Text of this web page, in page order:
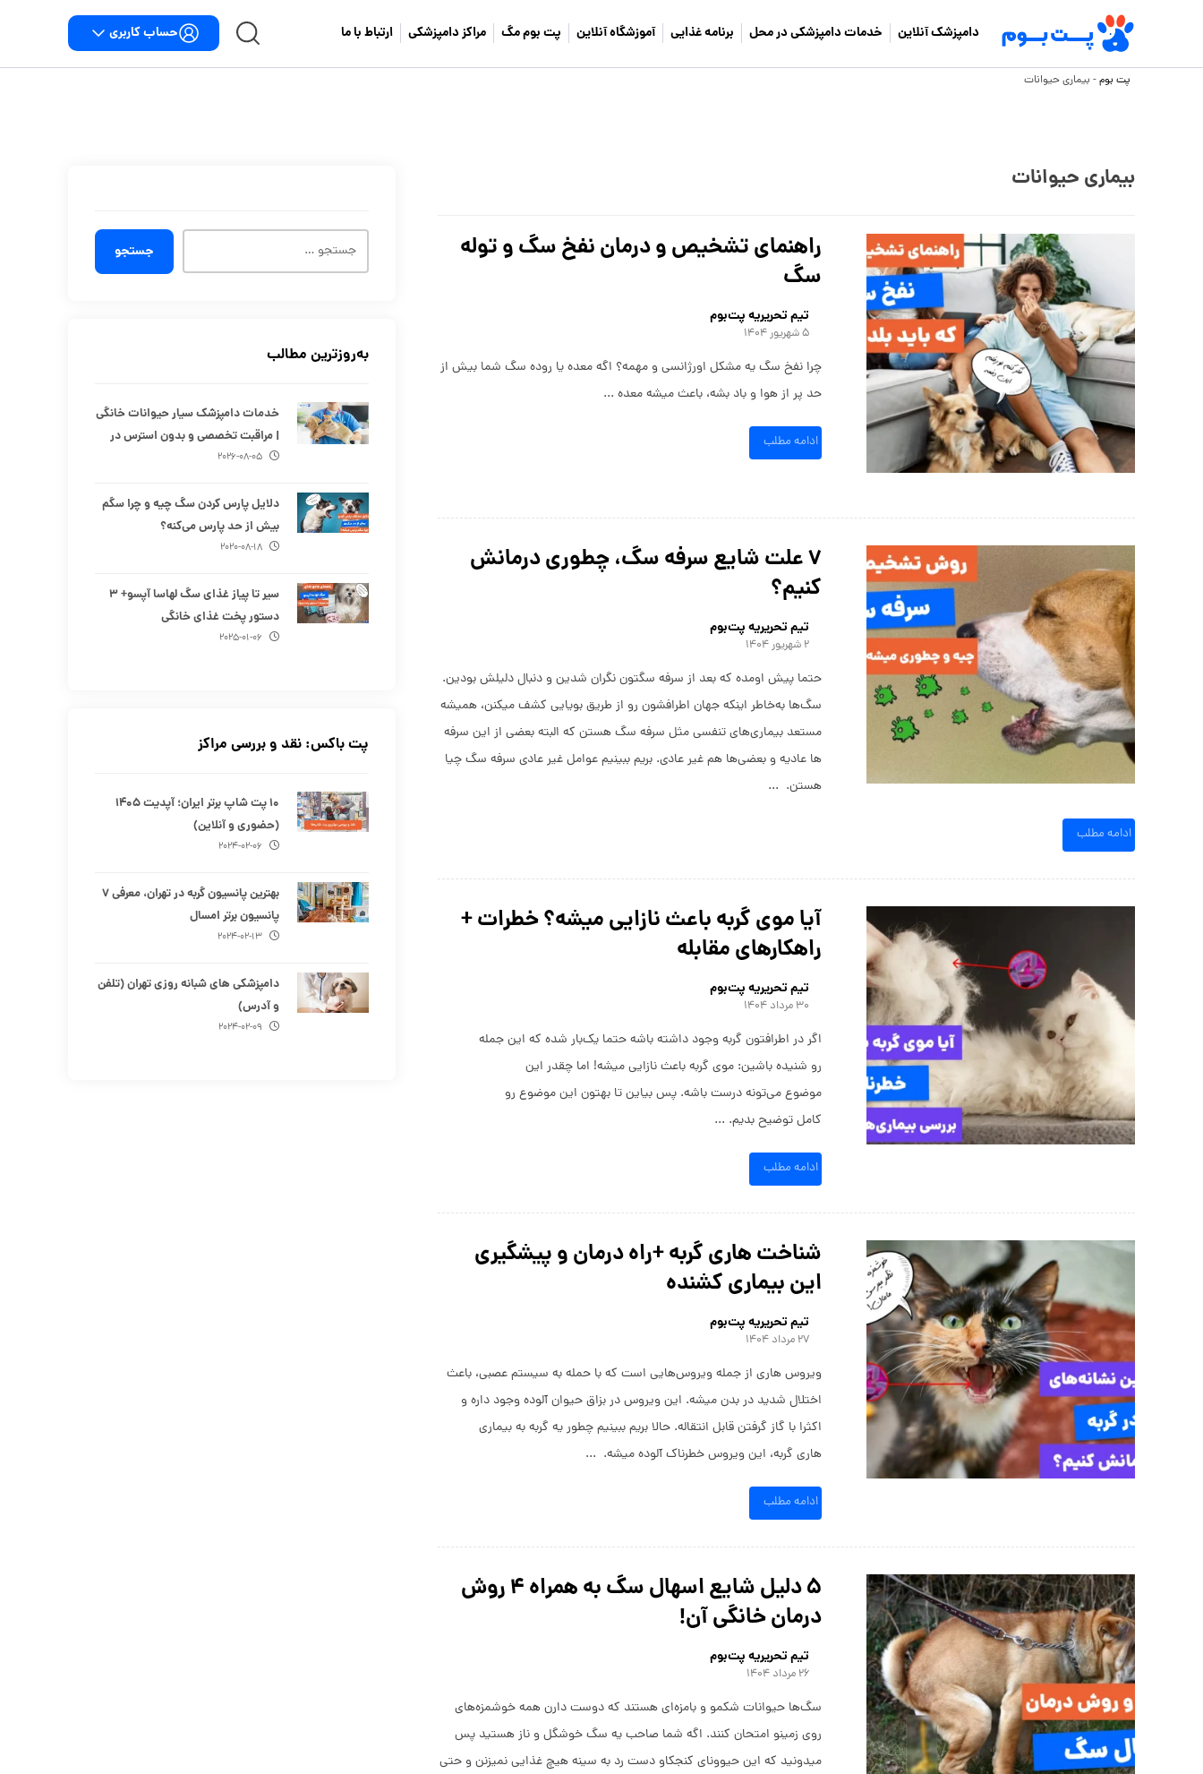
دامپزشک آنلاین خدمات دامپزشکی در محل برنامه غذایی آموزشگاه آنلاین پت بوم مگ مراکز دامپزشکی ارتباط با ما حساب کاربری
پت بوم- بیماری حیوانات
بیماری حیوانات
راهنمای تشخیص و درمان نفخ سگ و توله
سگ
تیم تحریریه پت‌بوم
۵ شهریور ۱۴۰۴
چرا نفخ سگ یه مشکل اورژانسی و مهمه؟ اگه معده یا روده سگ شما بیش از
حد پر از هوا و باد بشه، باعث میشه معده ...
ادامه مطلب
۷ علت شایع سرفه سگ، چطوری درمانش
کنیم؟
تیم تحریریه پت‌بوم
۲ شهریور ۱۴۰۴
حتما پیش اومده که بعد از سرفه سگتون نگران شدین و دنبال دلیلش بودین.
سگ‌ها به‌خاطر اینکه جهان اطرافشون رو از طریق بویایی کشف میکنن، همیشه
مستعد بیماری‌های تنفسی مثل سرفه سگ هستن که البته بعضی از این سرفه
ها عادیه و بعضی‌ها هم غیر عادی. بریم ببینیم عوامل غیر عادی سرفه سگ چیا
هستن. ...
ادامه مطلب
آیا موی گربه باعث نازایی میشه؟ خطرات +
راهکار‌های مقابله
تیم تحریریه پت‌بوم
۳۰ مرداد ۱۴۰۴
اگر در اطرافتون گربه وجود داشته باشه حتما یک‌بار شده که این جمله
رو شنیده باشین: موی گربه باعث نازایی میشه! اما چقدر این
موضوع می‌تونه درست باشه. پس بیاین تا بهتون این موضوع رو
کامل توضیح بدیم. ...
ادامه مطلب
شناخت هاری گربه +راه درمان و پیشگیری
این بیماری کشنده
تیم تحریریه پت‌بوم
۲۷ مرداد ۱۴۰۴
ویروس هاری از جمله ویروس‌هایی است که با حمله به سیستم عصبی، باعث
اختلال شدید در بدن میشه. این ویروس در بزاق حیوان آلوده وجود داره و
اکثرا با گاز ‌گرفتن قابل انتقاله. حالا بریم ببینیم چطور یه گربه به بیماری
هاری گربه، این ویروس خطرناک آلوده میشه. ...
ادامه مطلب
۵ دلیل شایع اسهال سگ به همراه ۴ روش
درمان خانگی آن!
تیم تحریریه پت‌بوم
۲۶ مرداد ۱۴۰۴
سگ‌ها حیوانات شکمو و بامزه‌ای هستند که دوست دارن همه خوشمزه‌های
روی زمینو امتحان کنند. اگه شما صاحب یه سگ خوشگل و ناز هستید پس
میدونید که این حیوونای کنجکاو دست رد به سینه هیچ غذایی نمیزنن و حتی
جستجو
به‌روزترین مطالب
خدمات دامپزشک سیار حیوانات خانگی
| مراقبت تخصصی و بدون استرس در
منزل۲۰۲۶-۰۸-۰۵
دلایل پارس کردن سگ چیه و چرا سگم
بیش از حد پارس می‌کنه؟
۲۰۲۰-۰۸-۱۸
سیر تا پیاز غذای سگ لهاسا آپسو+ ۳
دستور پخت غذای خانگی
۲۰۲۵-۰۱-۰۶
پت باکس: نقد و بررسی مراکز
۱۰ پت شاپ برتر ایران؛ آپدیت ۱۴۰۵
(حضوری و آنلاین)
۲۰۲۴-۰۲-۰۶
بهترین پانسیون گربه در تهران، معرفی ۷
پانسیون برتر امسال
۲۰۲۴-۰۲-۱۳
دامپزشکی های شبانه روزی تهران (تلفن
و آدرس)
۲۰۲۴-۰۲-۰۹